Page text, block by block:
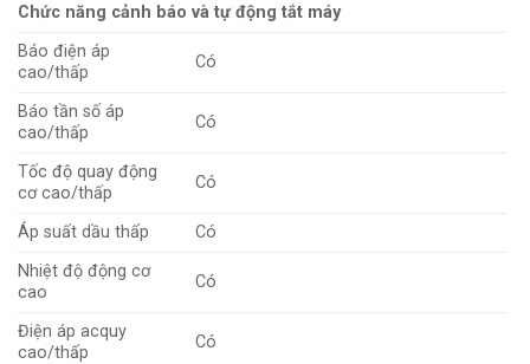
Chức năng cảnh báo và tự động tắt máy
Báo điện áp
cao/thấp
Có
Báo tần số áp
cao/thấp
Có
Tốc độ quay động
cơ cao/thấp
Có
Áp suất dầu thấp
Có
Nhiệt độ động cơ
cao
Có
Điện áp acquy
cao/thấp
Có